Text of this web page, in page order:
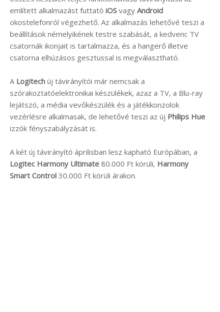
említett alkalmazást futtató iOS vagy Android
okostelefonról végezhető. Az alkalmazás lehetővé teszi a
beállítások némelyikének testre szabását, a kedvenc TV
csatornák ikonjait is tartalmazza, és a hangerő illetve
csatorna elhúzásos gesztussal is megválasztható.
A Logitech új távirányítói már nemcsak a
szórakoztatóelektronikai készülékek, azaz a TV, a Blu-ray
lejátszó, a média vevőkészülék és a játékkonzolok
vezérlésre alkalmasak, de lehetővé teszi az új Philips Hue
izzók fényszabályzását is.
A két új távirányító áprilisban lesz kapható Európában, a
Logitec Harmony Ultimate 80.000 Ft körüli, Harmony
Smart Control 30.000 Ft körüli árakon.